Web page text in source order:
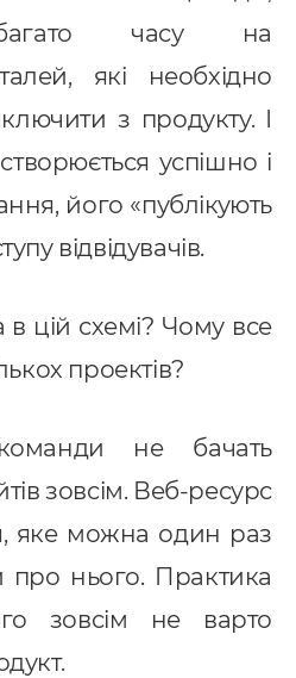
часу на
які необхідно
з продукту. І
успішно і
його «публікують
відвідувачів.
цій схемі? Чому все
проектів?
не бачать
зовсім. Веб-ресурс
яке можна один раз
про нього. Практика
зовсім не варто